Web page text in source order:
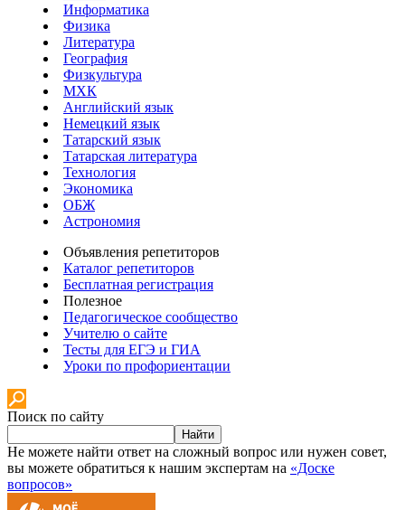
Информатика
Физика
Литература
География
Физкультура
МХК
Английский язык
Немецкий язык
Татарский язык
Татарская литература
Технология
Экономика
ОБЖ
Астрономия
Объявления репетиторов
Каталог репетиторов
Бесплатная регистрация
Полезное
Педагогическое сообщество
Учителю о сайте
Тесты для ЕГЭ и ГИА
Уроки по профориентации
Поиск по сайту
Найти
Не можете найти ответ на сложный вопрос или нужен совет,
вы можете обратиться к нашим экспертам на «Доске
вопросов»